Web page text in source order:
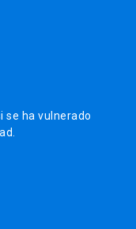
se ha vulnerado